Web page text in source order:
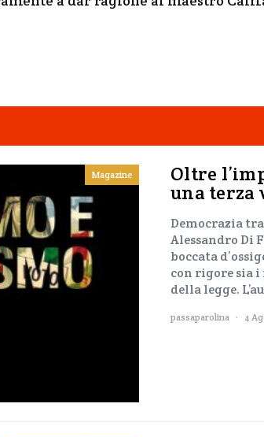
Magazine Oltre
una terza
Democrazia
Alessandro Di
boccata
con rigore sia
della legge.
passaparolina 4